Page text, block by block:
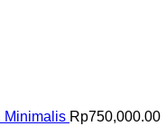
Minimalis Rp750,000.00